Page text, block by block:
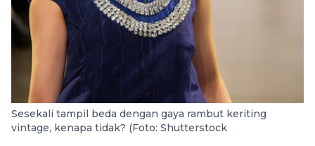
Sesekali tampil beda dengan gaya rambut keriting
vintage, kenapa tidak? (Foto: Shutterstock